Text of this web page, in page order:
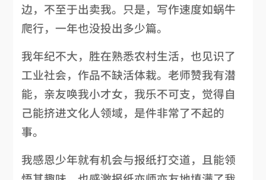
边，不至于出卖我。只是，写作速度如蜗牛
爬行，一年也没投出多少篇。
我年纪不大，胜在熟悉农村生活，也见识了
工业社会，作品不缺活体栽。老师赞我有潜
能，亲友唤我小才女，我乐不可支，觉得自
己能挤进文化人领域，是件非常了不起的
事。
我感恩少年就有机会与报纸打交道，且能领